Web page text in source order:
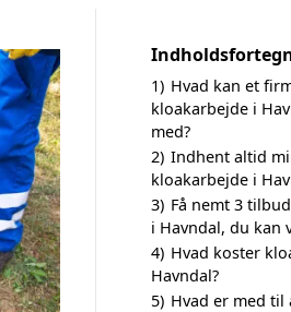
1) Hvad kan et
kloakarbejde i
med?
2) Indhent altid
kloakarbejde i
3) Få nemt 3
i Havndal, du kan
4) Hvad koster
Havndal?
5) Hvad er med til